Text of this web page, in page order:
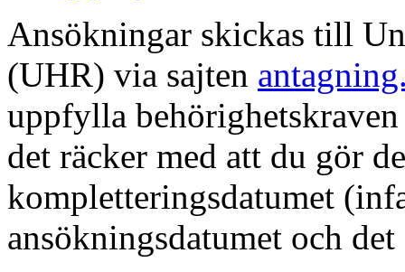
Ansökningar skickas till
(UHR) via sajten
uppfylla
det räcker med att du gör
kompletteringsdatumet
ansökningsdatumet och